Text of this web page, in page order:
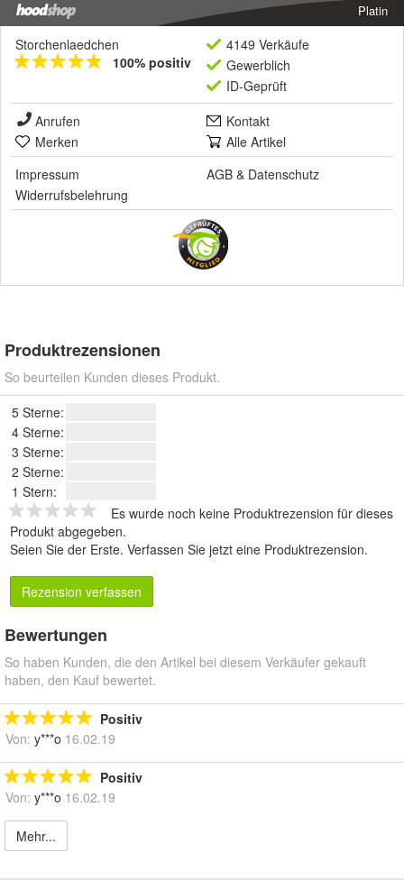
Platin
Storchenlaedchen
100% positiv
4149 Verkäufe
Gewerblich
ID-Geprüft
Anrufen
Kontakt
Merken
Alle Artikel
Impressum
AGB & Datenschutz
Widerrufsbelehrung
Produktrezensionen
So beurteilen Kunden dieses Produkt.
5 Sterne:
4 Sterne:
3 Sterne:
2 Sterne:
1 Stern:
Es wurde noch keine Produktrezension für dieses
Produkt abgegeben.
Seien Sie der Erste. Verfassen Sie jetzt eine Produktrezension.
Rezension verfassen
Bewertungen
So haben Kunden, die den Artikel bei diesem Verkäufer gekauft
haben, den Kauf bewertet.
Positiv
Von: y***o 16.02.19
Positiv
Von: y***o 16.02.19
Mehr...